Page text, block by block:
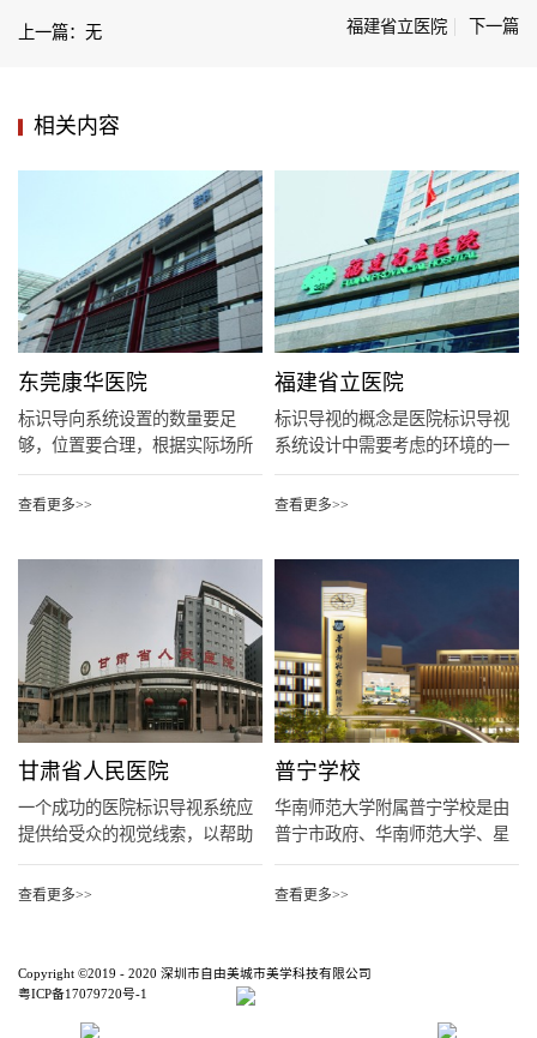
上一篇：无 福建省立医院 下一篇
相关内容
东莞康华医院
标识导向系统设置的数量要足
够，位置要合理，根据实际场所
人的视...
查看更多>>
福建省立医院
标识导视的概念是医院标识导视
系统设计中需要考虑的环境的一
个重...
查看更多>>
甘肃省人民医院
一个成功的医院标识导视系统应
提供给受众的视觉线索，以帮助
他们...
查看更多>>
普宁学校
华南师范大学附属普宁学校是由
普宁市政府、华南师范大学、星
河控...
查看更多>>
Copyright ©2019 - 2020 深圳市自由美城市美学科技有限公司
粤ICP备17079720号-1